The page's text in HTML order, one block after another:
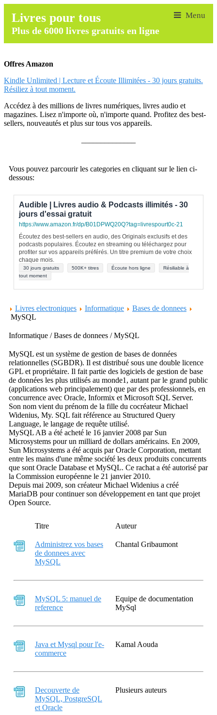
Livres pour tous
Plus de 6000 livres gratuits en ligne
Offres Amazon
Kindle Unlimited | Lecture et Écoute Illimitées - 30 jours gratuits.
Résiliez à tout moment.
Accédez à des millions de livres numériques, livres audio et
magazines. Lisez n'importe où, n'importe quand. Profitez des best-
sellers, nouveautés et plus sur tous vos appareils.
Vous pouvez parcourir les categories en cliquant sur le lien ci-
dessous:
Audible | Livres audio & Podcasts illimités - 30
jours d'essai gratuit
https://www.amazon.fr/dp/B01DPWQ20Q?tag=livrespourt0c-21
Écoutez des best-sellers en audio, des Originals exclusifs et des
podcasts populaires. Écoutez en streaming ou téléchargez pour
profiter sur vos appareils préférés. Un titre premium de votre choix
chaque mois.
30 jours gratuits 500K+ titres Écoute hors ligne
Résiliable à
tout moment
Livres electroniques Informatique
Bases de donnees
MySQL
Informatique / Bases de donnees / MySQL
MySQL est un système de gestion de bases de données
relationnelles (SGBDR). Il est distribué sous une double licence
GPL et propriétaire. Il fait partie des logiciels de gestion de base
de données les plus utilisés au monde1, autant par le grand public
(applications web principalement) que par des professionnels, en
concurrence avec Oracle, Informix et Microsoft SQL Server.
Son nom vient du prénom de la fille du cocréateur Michael
Widenius, My. SQL fait référence au Structured Query
Language, le langage de requête utilisé.
MySQL AB a été acheté le 16 janvier 2008 par Sun
Microsystems pour un milliard de dollars américains. En 2009,
Sun Microsystems a été acquis par Oracle Corporation, mettant
entre les mains d'une même société les deux produits concurrents
que sont Oracle Database et MySQL. Ce rachat a été autorisé par
la Commission européenne le 21 janvier 2010.
Depuis mai 2009, son créateur Michael Widenius a créé
MariaDB pour continuer son développement en tant que projet
Open Source.
Titre Auteur
Administrez vos bases
de donnees avec
MySQL
Chantal Gribaumont
MySQL 5: manuel de
reference
Equipe de documentation
MySql
Java et Mysql pour l'e-
commerce
Kamal Aouda
Decouverte de
MySQL, PostgreSQL
et Oracle
Plusieurs auteurs